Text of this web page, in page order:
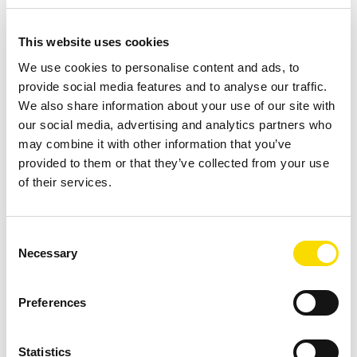
This website uses cookies
We use cookies to personalise content and ads, to
provide social media features and to analyse our traffic.
We also share information about your use of our site with
our social media, advertising and analytics partners who
may combine it with other information that you’ve
provided to them or that they’ve collected from your use
of their services.
Selection
Necessary
Preferences
Statistics
una gran variedad de materiales y la distinción de
cubierta de cinta con corriente de aire dirigida permite
separar materiales 3D y 2D de modo que ni siquiera las
fracciones de lámina pesadas suponen un problema.
color o por tipo para la regranulación.
Éxito como agricultor y como
reciclador